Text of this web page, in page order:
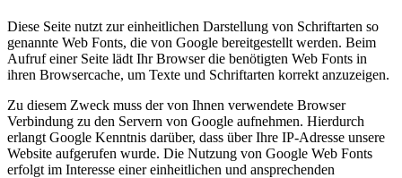
Diese Seite nutzt zur einheitlichen Darstellung von Schriftarten so
genannte Web Fonts, die von Google bereitgestellt werden. Beim
Aufruf einer Seite lädt Ihr Browser die benötigten Web Fonts in
ihren Browsercache, um Texte und Schriftarten korrekt anzuzeigen.
Zu diesem Zweck muss der von Ihnen verwendete Browser
Verbindung zu den Servern von Google aufnehmen. Hierdurch
erlangt Google Kenntnis darüber, dass über Ihre IP-Adresse unsere
Website aufgerufen wurde. Die Nutzung von Google Web Fonts
erfolgt im Interesse einer einheitlichen und ansprechenden